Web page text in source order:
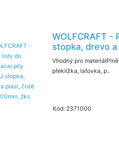
WOLFCRAFT -
stopka, drevo
Vhodný pro
překližka, laťovka, p..
Kód: 2371000